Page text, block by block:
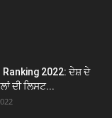
Ranking 2022: ਦੇਸ਼ ਦੇ
ਦੀ ਲਿਸਟ...